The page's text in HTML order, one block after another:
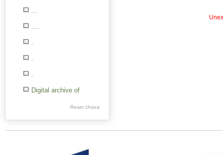
...
....
.
.
.
Digital archive of
Reset choice